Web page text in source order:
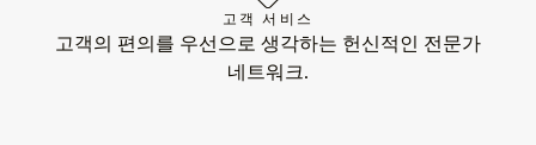
고객 서비스
고객의 편의를 우선으로 생각하는 헌신적인 전문가
네트워크.